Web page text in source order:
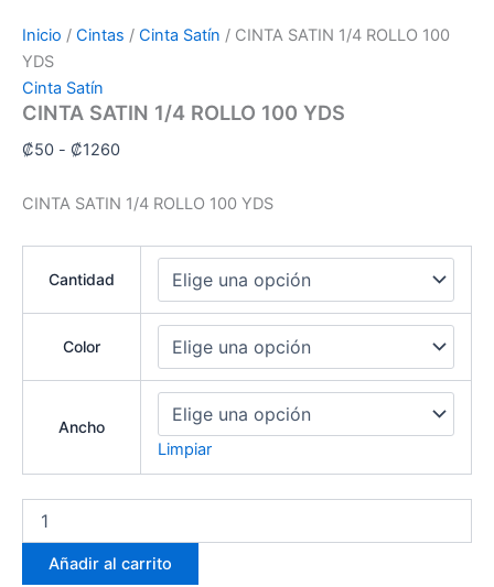
Inicio / Cintas / Cinta Satín / CINTA SATIN 1/4 ROLLO 100
YDS
Cinta Satín
CINTA SATIN 1/4 ROLLO 100 YDS
₡50 - ₡1260
CINTA SATIN 1/4 ROLLO 100 YDS
Cantidad
Color
Ancho
Limpiar
Añadir al carrito